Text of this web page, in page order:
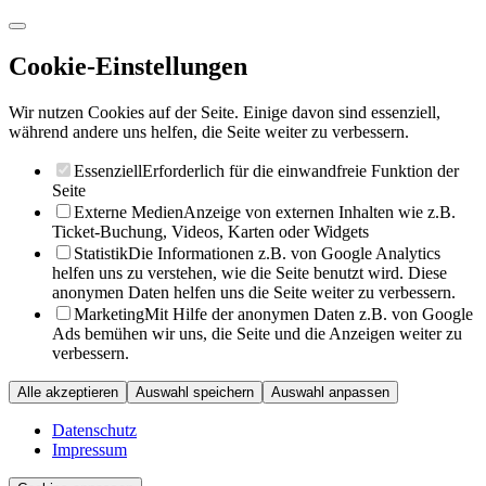
Cookie-Einstellungen
Wir nutzen Cookies auf der Seite. Einige davon sind essenziell,
während andere uns helfen, die Seite weiter zu verbessern.
EssenziellErforderlich für die einwandfreie Funktion der
Seite
Externe MedienAnzeige von externen Inhalten wie z.B.
Ticket-Buchung, Videos, Karten oder Widgets
StatistikDie Informationen z.B. von Google Analytics
helfen uns zu verstehen, wie die Seite benutzt wird. Diese
anonymen Daten helfen uns die Seite weiter zu verbessern.
MarketingMit Hilfe der anonymen Daten z.B. von Google
Ads bemühen wir uns, die Seite und die Anzeigen weiter zu
verbessern.
Alle akzeptieren Auswahl speichern Auswahl anpassen
Datenschutz
Impressum